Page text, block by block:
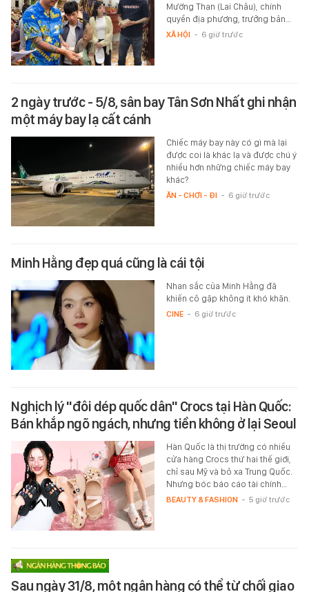
Mường Than (Lai Châu), chính
quyền địa phương, trưởng bản…
XÃ HỘI - 6 giờ trước
2 ngày trước - 5/8, sân bay Tân Sơn Nhất ghi nhận
một máy bay lạ cất cánh
Chiếc máy bay này có gì mà lại
được coi là khác lạ và được chú ý
nhiều hơn những chiếc máy bay
khác?
ĂN - CHƠI - ĐI - 6 giờ trước
Minh Hằng đẹp quá cũng là cái tội
Nhan sắc của Minh Hằng đã
khiến cô gặp không ít khó khăn.
CINE - 6 giờ trước
Nghịch lý "đôi dép quốc dân" Crocs tại Hàn Quốc:
Bán khắp ngõ ngách, nhưng tiền không ở lại Seoul
Hàn Quốc là thị trường có nhiều
cửa hàng Crocs thứ hai thế giới,
chỉ sau Mỹ và bỏ xa Trung Quốc.
Nhưng bóc báo cáo tài chính…
BEAUTY & FASHION - 5 giờ trước
Sau ngày 31/8, một ngân hàng có thể từ chối giao